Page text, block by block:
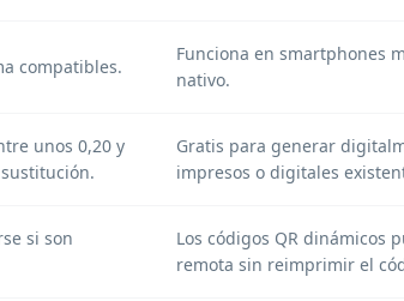
compatibles.
Funciona en smartphones
nativo.
unos 0,20 y
Gratis para generar
impresos o digitales
si son
Los códigos QR dinámicos
remota sin reimprimir el